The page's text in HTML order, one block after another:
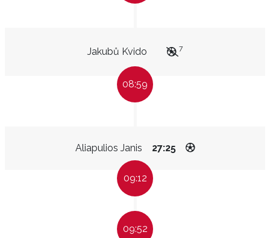
Jakubů Kvido 7
08:59
Aliapulios Janis 27:25
09:12
09:52